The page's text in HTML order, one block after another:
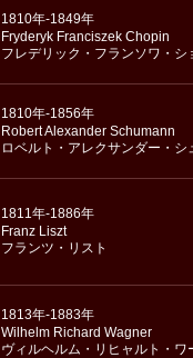
1810年-1849年
Fryderyk Franciszek Chopin
フレデリック・フランソワ・シ
1810年-1856年
Robert Alexander Schumann
ロベルト・アレクサンダー・シ
1811年-1886年
Franz Liszt
フランツ・リスト
1813年-1883年
Wilhelm Richard Wagner
ヴィルヘルム・リヒャルト・ワ